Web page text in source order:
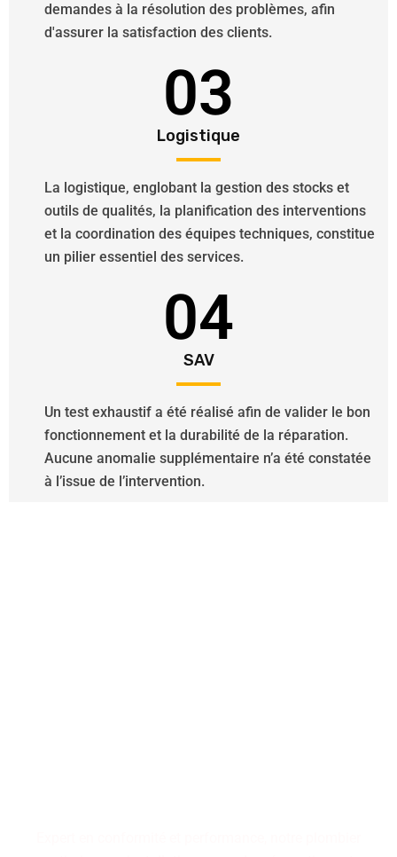
demandes à la résolution des problèmes, afin
d'assurer la satisfaction des clients.
03
Logistique
La logistique, englobant la gestion des stocks et
outils de qualités, la planification des interventions
et la coordination des équipes techniques, constitue
un pilier essentiel des services.
04
SAV
Un test exhaustif a été réalisé afin de valider le bon
fonctionnement et la durabilité de la réparation.
Aucune anomalie supplémentaire n’a été constatée
à l’issue de l’intervention.